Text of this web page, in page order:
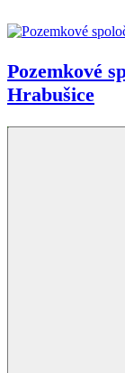
na
Pozemkové
Hrabušice